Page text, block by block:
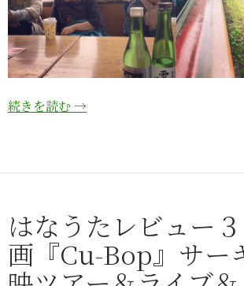
続きを読む →
はなうたレビュー
画『Cu-Bop』サー